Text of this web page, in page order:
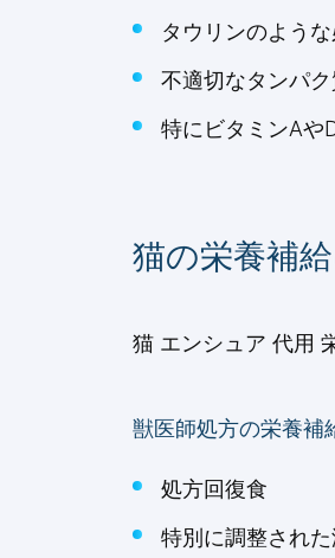
タウリンのよう
不適切なタンパ
特にビタミンAや
猫の栄養補
猫 エンシュア 代用
獣医師処方の栄養補
処方回復食
特別に調整され